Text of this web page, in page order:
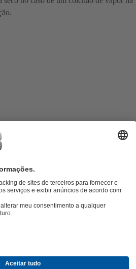
peças sobressalentes
para bombas e válvulas
de Água
nos melhorEventosInformações